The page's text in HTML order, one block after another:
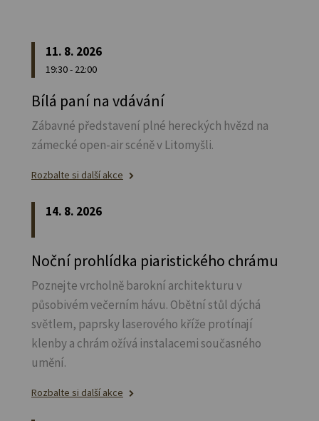
11. 8. 2026
19:30 - 22:00
Bílá paní na vdávání
Zábavné představení plné hereckých hvězd na
zámecké open-air scéně v Litomyšli.
Rozbalte si další akce
14. 8. 2026
Noční prohlídka piaristického chrámu
Poznejte vrcholně barokní architekturu v
působivém večerním hávu. Obětní stůl dýchá
světlem, paprsky laserového kříže protínají
klenby a chrám ožívá instalacemi současného
umění.
Rozbalte si další akce